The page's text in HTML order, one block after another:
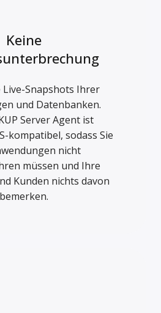
Keine
Live-Snapshots Ihrer
und Datenbanken.
Server Agent ist
kompatibel, sodass Sie
nicht
müssen und Ihre
Kunden nichts davon
bemerken.